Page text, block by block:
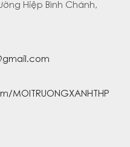
Hiệp Bình Chánh,